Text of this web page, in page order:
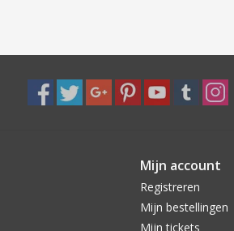
Mijn account
Registreren
Mijn bestellingen
Mijn tickets